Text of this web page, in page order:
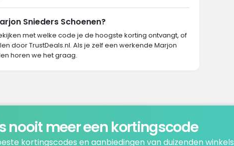
Snieders Schoenen?
met welke code je de hoogste korting ontvangt, of
door TrustDeals.nl. Als je zelf een werkende Marjon
horen we het graag.
nooit meer een kortingscode
kortingscodes en aanbiedingen van duizenden winkels